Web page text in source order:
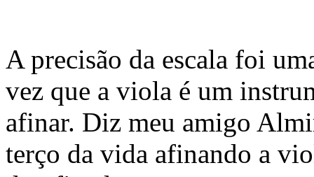
A precisão da escala foi
vez que a viola é um
afinar. Diz meu amigo
terço da vida afinando a